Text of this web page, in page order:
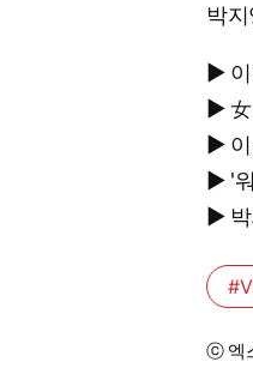
박
▶
▶
▶
▶
▶
ⓒ 엑